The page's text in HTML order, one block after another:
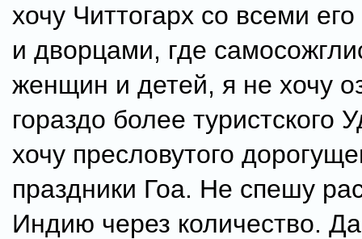
хочу Читтогарх со всеми
и дворцами, где
женщин и детей, я не хочу
гораздо более туристского
хочу пресловутого
праздники Гоа. Не спешу
Индию через количество.